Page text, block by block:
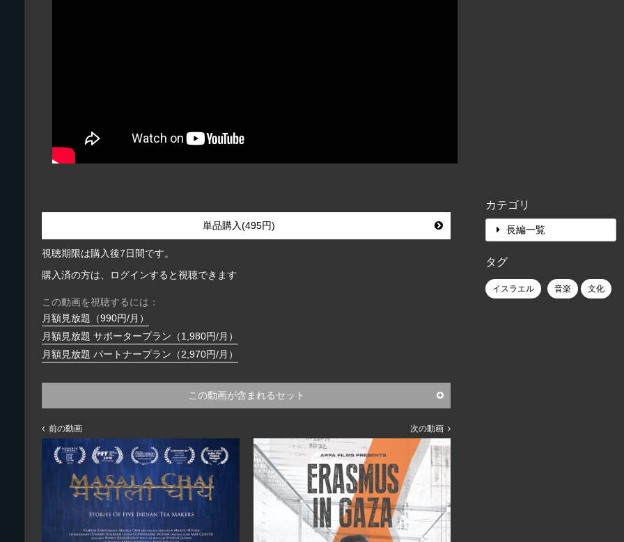
単品購入(495円)
視聴期限は購入後7日間です。
購入済の方は、ログインすると視聴できます
この動画を視聴するには：
月額見放題（990円/月）
月額見放題 サポータープラン（1,980円/月）
月額見放題 パートナープラン（2,970円/月）
この動画が含まれるセット
前の動画 次の動画
カテゴリ
長編一覧
タグ
イスラエル 音楽 文化